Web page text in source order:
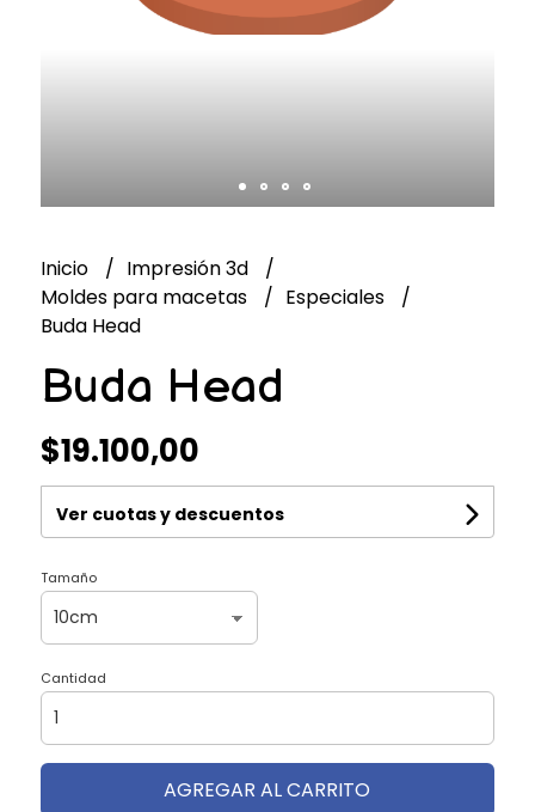
Inicio
Impresión 3d
Moldes para macetas
Especiales
Buda Head
Buda Head
$19.100,00
Ver cuotas y descuentos
Tamaño
Cantidad
AGREGAR AL CARRITO